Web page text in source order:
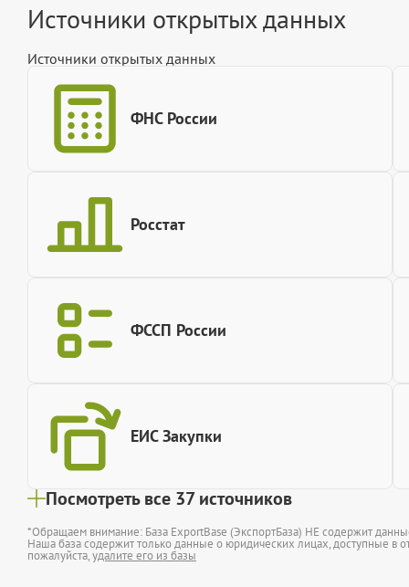
Источники открытых данных
Источники открытых данных
ФНС России
Росстат
ФССП России
ЕИС Закупки
Посмотреть все 37 источников
*Обращаем внимание: База ExportBase (ЭкспортБаза) НЕ содержит
Наша база содержит только данные о юридических лицах, доступные в
пожалуйста,удалите его из базы